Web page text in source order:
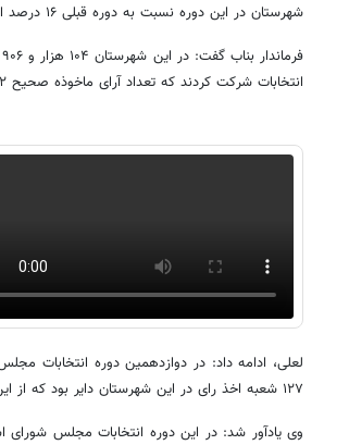
شهرستان در این دوره نسبت به دوره قبلی ۱۶ درصد افزایش یافت.
انتخابات شرکت کردند که تعداد آرای ماخوذه صحیح ۶۲ هزار و ۷۵۲ رای و آرای باطله سه هزار و ۴۹ رای بود.
لعلی، ادامه داد: در دوازدهمین دوره انتخابات
۱۲۷ شعبه اخذ رای در این شهرستان دایر بود که از این تعداد ۱۲۴ شعبه ثابت و سه شعبه سیار بود.
وی یادآور شد: در این دوره انتخابات مجلس